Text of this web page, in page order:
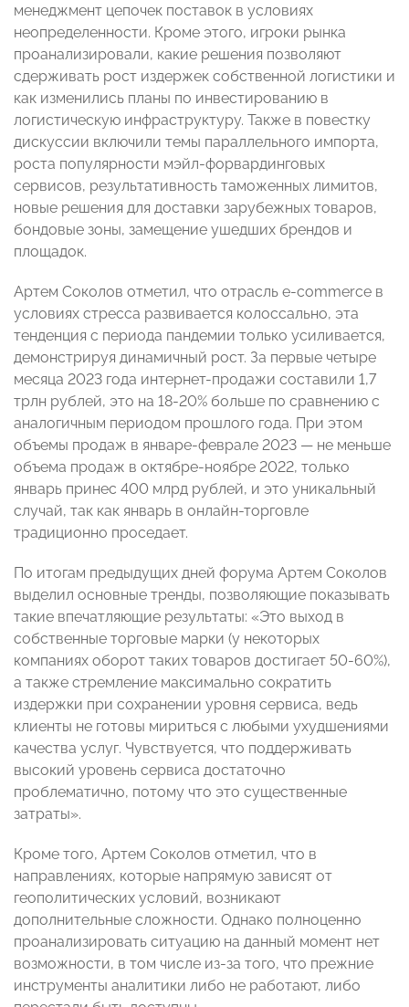
менеджмент цепочек поставок в условиях
неопределенности. Кроме этого, игроки рынка
проанализировали, какие решения позволяют
сдерживать рост издержек собственной логистики и
как изменились планы по инвестированию в
логистическую инфраструктуру. Также в повестку
дискуссии включили темы параллельного импорта,
роста популярности мэйл-форвардинговых
сервисов, результативность таможенных лимитов,
новые решения для доставки зарубежных товаров,
бондовые зоны, замещение ушедших брендов и
площадок.
Артем Соколов отметил, что отрасль e-commerce в
условиях стресса развивается колоссально, эта
тенденция с периода пандемии только усиливается,
демонстрируя динамичный рост. За первые четыре
месяца 2023 года интернет-продажи составили 1,7
трлн рублей, это на 18-20% больше по сравнению с
аналогичным периодом прошлого года. При этом
объемы продаж в январе-феврале 2023 — не меньше
объема продаж в октябре-ноябре 2022, только
январь принес 400 млрд рублей, и это уникальный
случай, так как январь в онлайн-торговле
традиционно проседает.
По итогам предыдущих дней форума Артем Соколов
выделил основные тренды, позволяющие показывать
такие впечатляющие результаты: «Это выход в
собственные торговые марки (у некоторых
компаниях оборот таких товаров достигает 50-60%),
а также стремление максимально сократить
издержки при сохранении уровня сервиса, ведь
клиенты не готовы мириться с любыми ухудшениями
качества услуг. Чувствуется, что поддерживать
высокий уровень сервиса достаточно
проблематично, потому что это существенные
затраты».
Кроме того, Артем Соколов отметил, что в
направлениях, которые напрямую зависят от
геополитических условий, возникают
дополнительные сложности. Однако полноценно
проанализировать ситуацию на данный момент нет
возможности, в том числе из-за того, что прежние
инструменты аналитики либо не работают, либо